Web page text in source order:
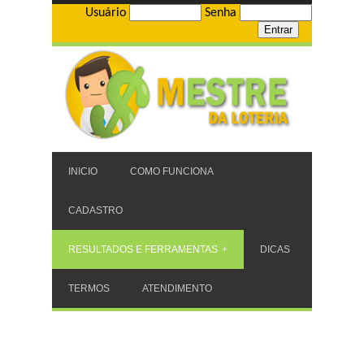
Usuário Senha
INICIO COMO FUNCIONA
CADASTRO
RESULTADOS E FERRAMENTAS DICAS
TERMOS ATENDIMENTO